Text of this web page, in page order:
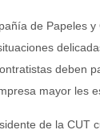
de Papeles
deben
mayor les
de la CUT